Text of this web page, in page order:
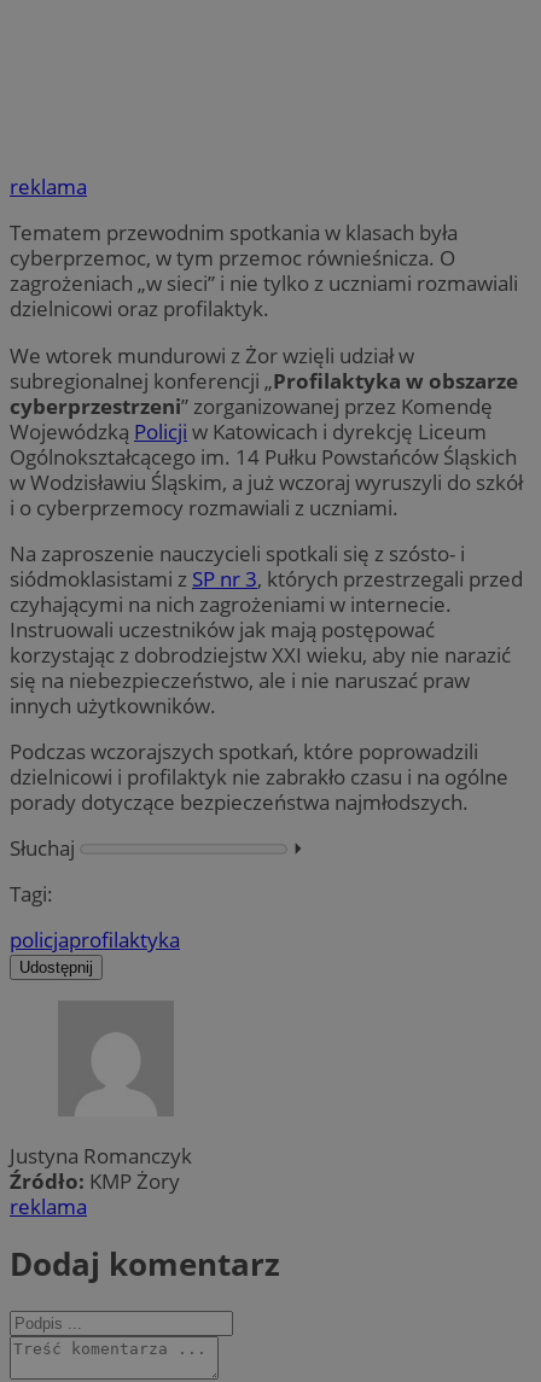
reklama
Tematem przewodnim spotkania w klasach była
cyberprzemoc, w tym przemoc równieśnicza. O
zagrożeniach „w sieci” i nie tylko z uczniami rozmawiali
dzielnicowi oraz profilaktyk.
We wtorek mundurowi z Żor wzięli udział w
subregionalnej konferencji „Profilaktyka w obszarze
cyberprzestrzeni” zorganizowanej przez Komendę
Wojewódzką Policji w Katowicach i dyrekcję Liceum
Ogólnokształcącego im. 14 Pułku Powstańców Śląskich
w Wodzisławiu Śląskim, a już wczoraj wyruszyli do szkół
i o cyberprzemocy rozmawiali z uczniami.
Na zaproszenie nauczycieli spotkali się z szósto- i
siódmoklasistami z SP nr 3, których przestrzegali przed
czyhającymi na nich zagrożeniami w internecie.
Instruowali uczestników jak mają postępować
korzystając z dobrodziejstw XXI wieku, aby nie narazić
się na niebezpieczeństwo, ale i nie naruszać praw
innych użytkowników.
Podczas wczorajszych spotkań, które poprowadzili
dzielnicowi i profilaktyk nie zabrakło czasu i na ogólne
porady dotyczące bezpieczeństwa najmłodszych.
Słuchaj
⏵︎
Tagi:
policjaprofilaktyka
Udostępnij
Justyna Romanczyk
Źródło: KMP Żory
reklama
Dodaj komentarz